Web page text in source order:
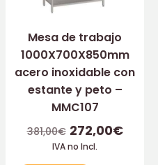
Mesa de trabajo
1000X700X850mm
acero inoxidable con
estante y peto –
MMC107
381,00€ 272,00€
IVA no Incl.